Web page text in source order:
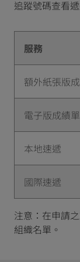
追蹤號碼查看
服務
額外紙張版
電子版成績單
本地速遞
國際速遞
注意：在申請
組織名單。